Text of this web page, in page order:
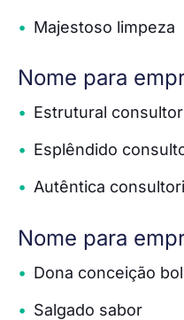
Majestoso limpeza
Nome para
Estrutural
Esplêndido
Autêntica
Nome para
Dona conceição
Salgado sabor